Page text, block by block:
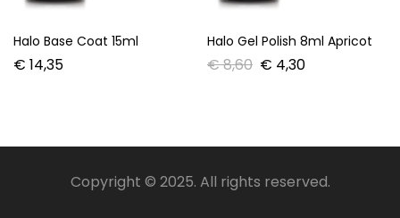
Halo Base Coat 15ml
€ 14,35
Halo Gel Polish 8ml Apricot
€8,60 € 4,30
Copyright © 2025. All rights reserved.